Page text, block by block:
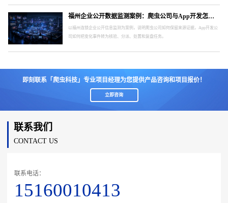
福州企业公开数据监测案例：爬虫公司与App开发怎样形成处置闭环
以福州连锁企业公开信息监测为案例，说明爬虫公司如何保留来源证据，App开发公
司如何把变化事件转为核验、分派、处置和复盘任务。
即刻联系「爬虫科技」专业项目经理为您提供产品咨询和项目报价！
立即咨询
联系我们
CONTACT US
联系电话：
15160010413